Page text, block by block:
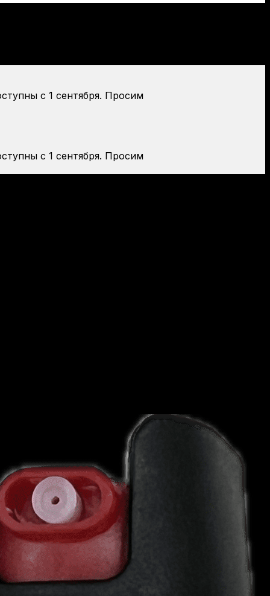
с 1 сентября. Просим
с 1 сентября. Просим